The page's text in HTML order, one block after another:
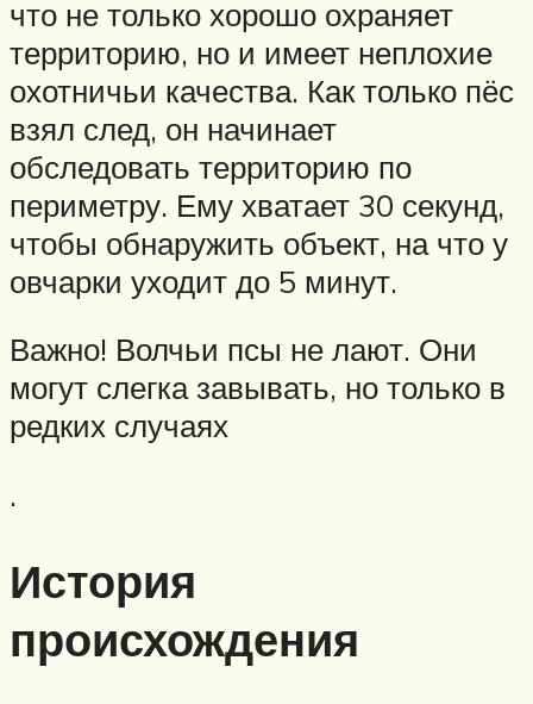
что не только хорошо охраняет
территорию, но и имеет неплохие
охотничьи качества. Как только пёс
взял след, он начинает
обследовать территорию по
периметру. Ему хватает 30 секунд,
чтобы обнаружить объект, на что у
овчарки уходит до 5 минут.
Важно! Волчьи псы не лают. Они
могут слегка завывать, но только в
редких случаях
.
История
происхождения